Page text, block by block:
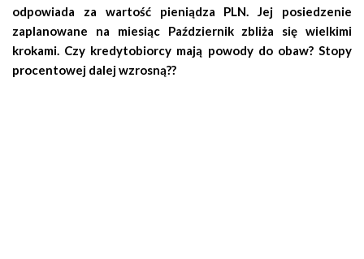
odpowiada za wartość pieniądza PLN. Jej posiedzenie
zaplanowane na miesiąc Październik zbliża się wielkimi
krokami. Czy kredytobiorcy mają powody do obaw? Stopy
procentowej dalej wzrosną??